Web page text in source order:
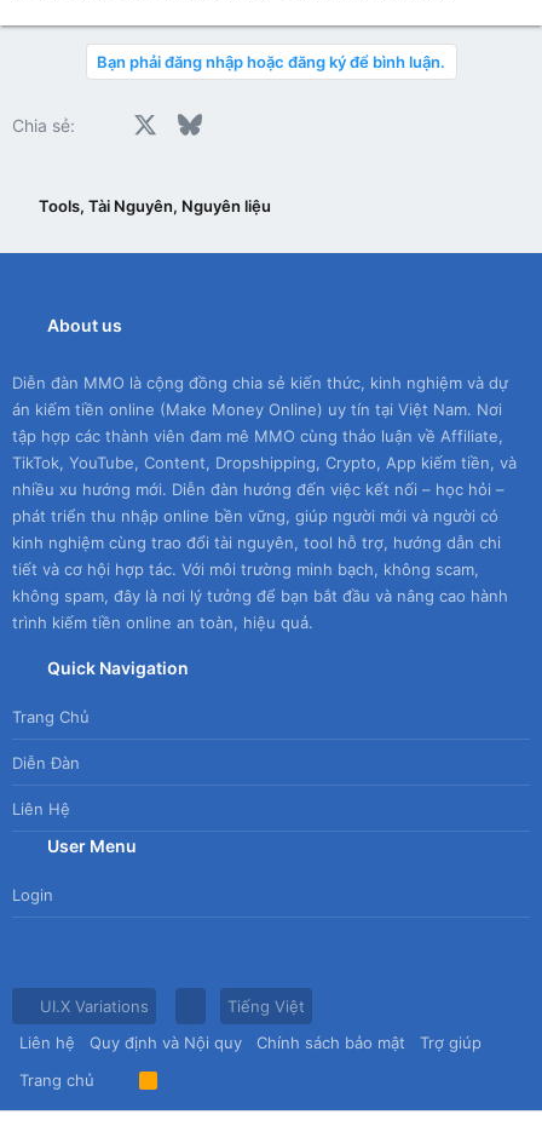
Bạn phải đăng nhập hoặc đăng ký để bình luận.
Chia sẻ: Facebook Bluesky
Tools, Tài Nguyên, Nguyên liệu
About us
Diễn đàn MMO là cộng đồng chia sẻ kiến thức, kinh nghiệm và dự
án kiếm tiền online (Make Money Online) uy tín tại Việt Nam. Nơi
tập hợp các thành viên đam mê MMO cùng thảo luận về Affiliate,
TikTok, YouTube, Content, Dropshipping, Crypto, App kiếm tiền, và
nhiều xu hướng mới. Diễn đàn hướng đến việc kết nối – học hỏi –
phát triển thu nhập online bền vững, giúp người mới và người có
kinh nghiệm cùng trao đổi tài nguyên, tool hỗ trợ, hướng dẫn chi
tiết và cơ hội hợp tác. Với môi trường minh bạch, không scam,
không spam, đây là nơi lý tưởng để bạn bắt đầu và nâng cao hành
trình kiếm tiền online an toàn, hiệu quả.
Quick Navigation
Trang Chủ
Diễn Đàn
Liên Hệ
User Menu
Login
UI.X Variations
Tiếng Việt
Liên hệ
Quy định và Nội quy Chính sách bảo mật
Trợ giúp
Trang chủ
R
S
S